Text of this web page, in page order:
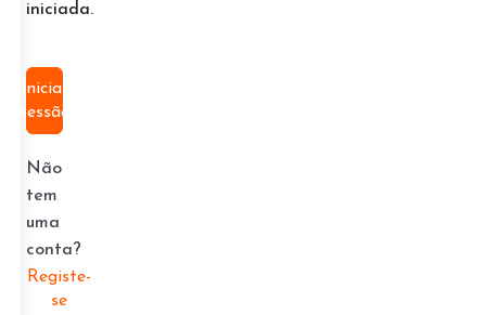
iniciada.
Iniciar
sessão
Não
tem
uma
conta?
Registe-
se